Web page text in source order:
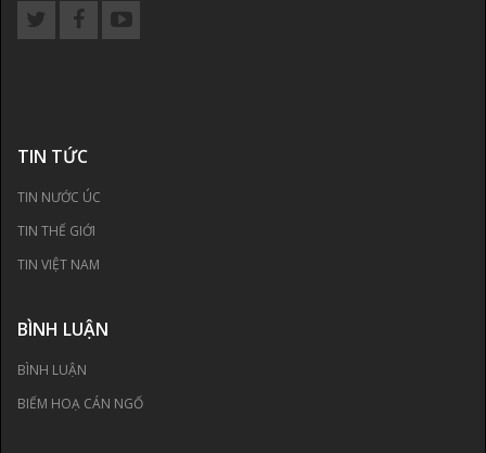
TIN TỨC
TIN NƯỚC ÚC
TIN THẾ GIỚI
TIN VIỆT NAM
BÌNH LUẬN
BÌNH LUẬN
BIẾM HOẠ CÁN NGỐ